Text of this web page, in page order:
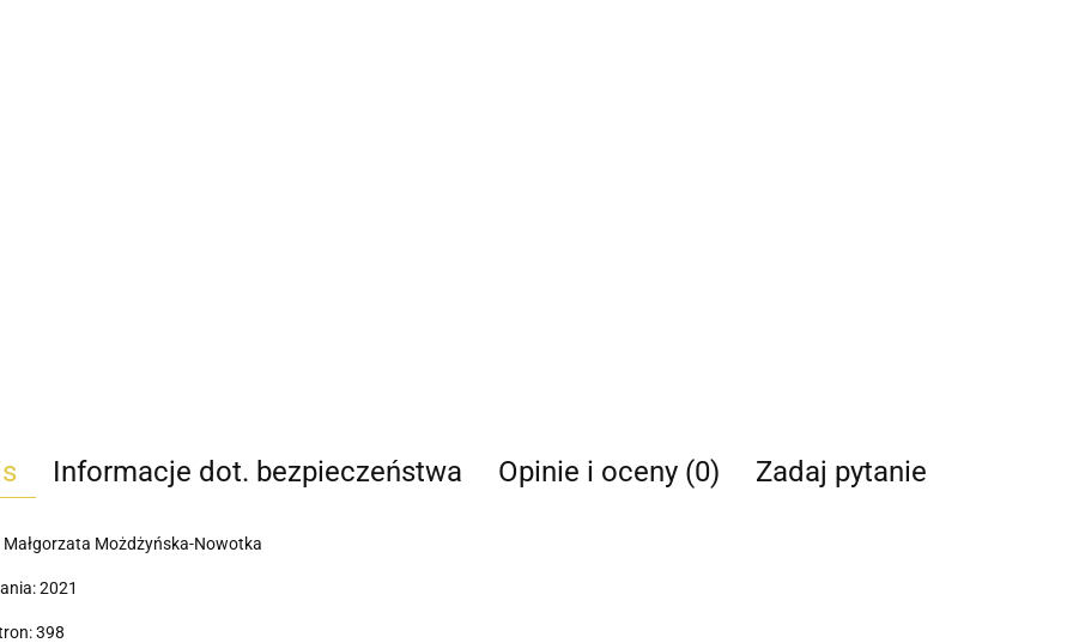
Informacje dot. bezpieczeństwa Opinie i oceny (0) Zadaj pytanie
Możdżyńska-Nowotka
2021
398